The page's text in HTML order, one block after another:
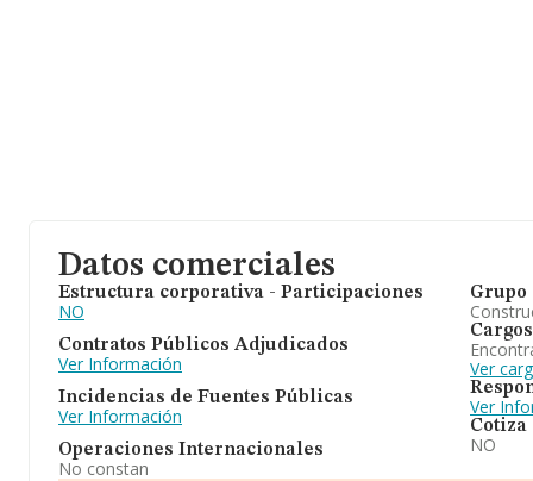
Datos comerciales
Estructura corporativa - Participaciones
NO
Contratos Públicos Adjudicados
Ver Información
Incidencias de Fuentes Públicas
Ver Información
Operaciones Internacionales
No constan
Grupo
Cargos
Ver
Ver
Cotiza
NO